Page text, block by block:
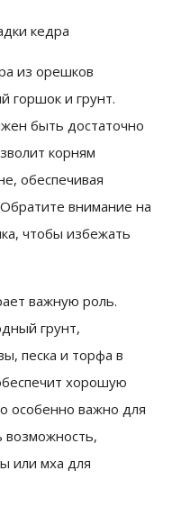
из орешков
горшок и грунт.
быть достаточно
корням
обеспечивая
внимание на
чтобы избежать
важную роль.
грунт,
песка и торфа в
хорошую
особенно важно для
возможность,
или мха для